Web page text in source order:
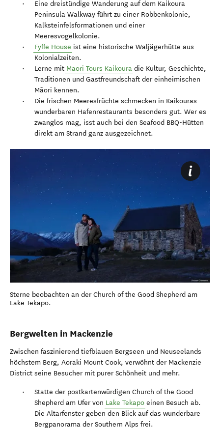
Eine dreistündige Wanderung auf dem Kaikoura
Peninsula Walkway führt zu einer Robbenkolonie,
Kalksteinfelsformationen und einer
Meeresvogelkolonie.
Fyffe House ist eine historische Waljägerhütte aus
Kolonialzeiten.
Lerne mit Maori Tours Kaikoura die Kultur, Geschichte,
Traditionen und Gastfreundschaft der einheimischen
Māori kennen.
Die frischen Meeresfrüchte schmecken in Kaikouras
wunderbaren Hafenrestaurants besonders gut. Wer es
zwanglos mag, isst auch bei den Seafood BBQ-Hütten
direkt am Strand ganz ausgezeichnet.
Sterne beobachten an der Church of the Good Shepherd am
Lake Tekapo.
Bergwelten in Mackenzie
Zwischen faszinierend tiefblauen Bergseen und Neuseelands
höchstem Berg, Aoraki Mount Cook, verwöhnt der Mackenzie
District seine Besucher mit purer Schönheit und mehr.
Statte der postkartenwürdigen Church of the Good
Shepherd am Ufer von Lake Tekapo einen Besuch ab.
Die Altarfenster geben den Blick auf das wunderbare
Bergpanorama der Southern Alps frei.